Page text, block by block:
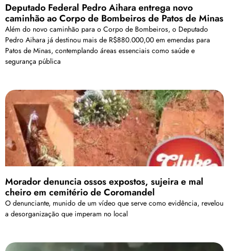
Deputado Federal Pedro Aihara entrega novo
caminhão ao Corpo de Bombeiros de Patos de Minas
Além do novo caminhão para o Corpo de Bombeiros, o Deputado
Pedro Aihara já destinou mais de R$880.000,00 em emendas para
Patos de Minas, contemplando áreas essenciais como saúde e
segurança pública
Morador denuncia ossos expostos, sujeira e mal
cheiro em cemitério de Coromandel
O denunciante, munido de um vídeo que serve como evidência, revelou
a desorganização que imperam no local